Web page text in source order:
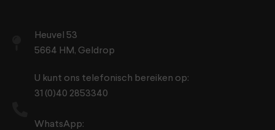
Heuvel 53
5664 HM, Geldrop
U kunt ons telefonisch bereiken op:
31 (0)40 2853340
WhatsApp: